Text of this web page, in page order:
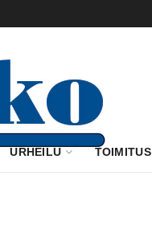
URHEILU TOIMITUS